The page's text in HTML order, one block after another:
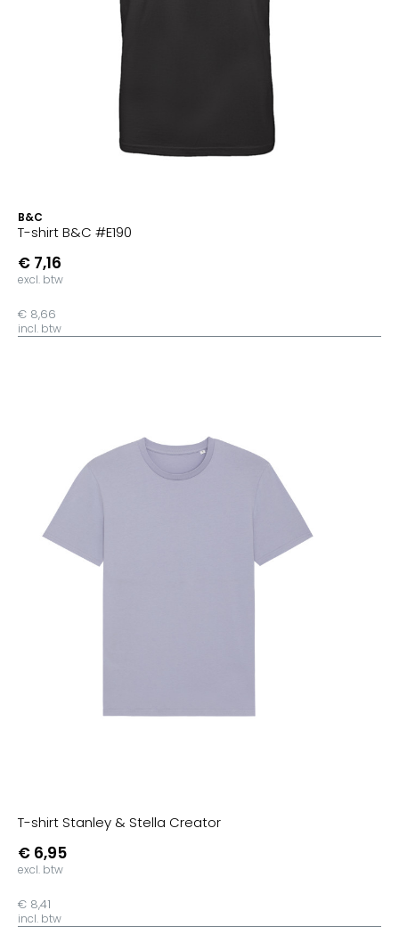
B&C
T-shirt B&C #E190
€ 7,16
excl. btw
€ 8,66
incl. btw
T-shirt Stanley & Stella Creator
€ 6,95
excl. btw
€ 8,41
incl. btw